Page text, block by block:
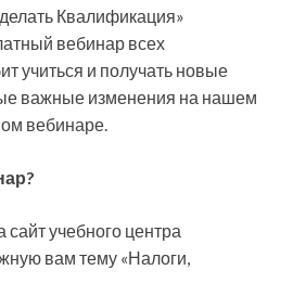
Квалификация»
вебинар всех
учиться и получать новые
важные изменения на нашем
вебинаре.
сайт учебного центра
вам тему «Налоги,